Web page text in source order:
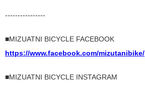
----------------
■MIZUATNI BICYCLE FACEBOOK
https://www.facebook.com/mizutanibike/
■MIZUATNI BICYCLE INSTAGRAM